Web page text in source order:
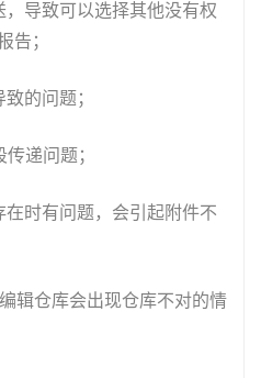
导致可以选择其他没有权
告；
的问题；
递问题；
时有问题，会引起附件不
辑仓库会出现仓库不对的情